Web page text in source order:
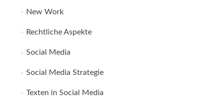
New Work
Rechtliche Aspekte
Social Media
Social Media Strategie
Texten in Social Media